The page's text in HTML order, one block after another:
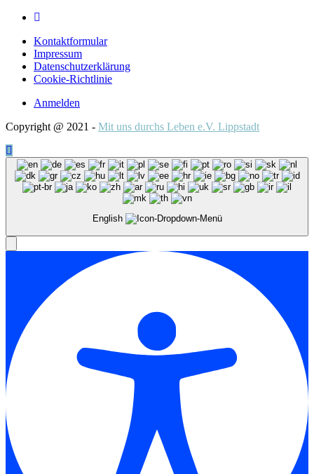
Kontaktformular
Impressum
Datenschutzerklärung
Cookie-Richtlinie
Anmelden
Copyright @ 2021 - Mit uns durchs Leben e.V. Lippstadt
English